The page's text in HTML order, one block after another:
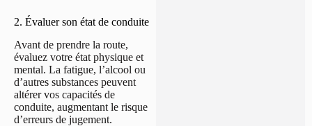
2. Évaluer son état de conduite
Avant de prendre la route,
évaluez votre état physique et
mental. La fatigue, l’alcool ou
d’autres substances peuvent
altérer vos capacités de
conduite, augmentant le risque
d’erreurs de jugement.